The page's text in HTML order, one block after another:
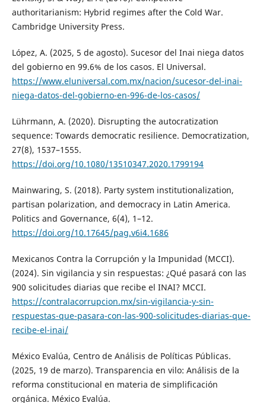
authoritarianism: Hybrid regimes after the Cold War.
Cambridge University Press.
López, A. (2025, 5 de agosto). Sucesor del Inai niega datos
del gobierno en 99.6% de los casos. El Universal.
https://www.eluniversal.com.mx/nacion/sucesor-del-inai-
niega-datos-del-gobierno-en-996-de-los-casos/
Lührmann, A. (2020). Disrupting the autocratization
sequence: Towards democratic resilience. Democratization,
27(8), 1537–1555.
https://doi.org/10.1080/13510347.2020.1799194
Mainwaring, S. (2018). Party system institutionalization,
partisan polarization, and democracy in Latin America.
Politics and Governance, 6(4), 1–12.
https://doi.org/10.17645/pag.v6i4.1686
Mexicanos Contra la Corrupción y la Impunidad (MCCI).
(2024). Sin vigilancia y sin respuestas: ¿Qué pasará con las
900 solicitudes diarias que recibe el INAI? MCCI.
https://contralacorrupcion.mx/sin-vigilancia-y-sin-
respuestas-que-pasara-con-las-900-solicitudes-diarias-que-
recibe-el-inai/
México Evalúa, Centro de Análisis de Políticas Públicas.
(2025, 19 de marzo). Transparencia en vilo: Análisis de la
reforma constitucional en materia de simplificación
orgánica. México Evalúa.